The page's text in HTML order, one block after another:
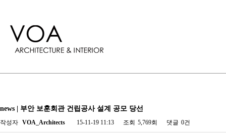
news | 부안 보훈회관 건립공사 설계 공모 당선
작성자 VOA_Architects 15-11-19 11:13 조회 5,769회 댓글 0건